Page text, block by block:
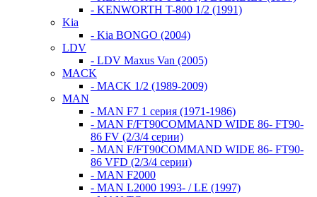
- KENWORTH T-800 1/2 (1991)
Kia
- Kia BONGO (2004)
LDV
- LDV Maxus Van (2005)
MACK
- MACK 1/2 (1989-2009)
MAN
- MAN F7 1 серия (1971-1986)
- MAN F/FT90COMMAND WIDE 86- FT90-
86 FV (2/3/4 серии)
- MAN F/FT90COMMAND WIDE 86- FT90-
86 VFD (2/3/4 серии)
- MAN F2000
- MAN L2000 1993- / LE (1997)